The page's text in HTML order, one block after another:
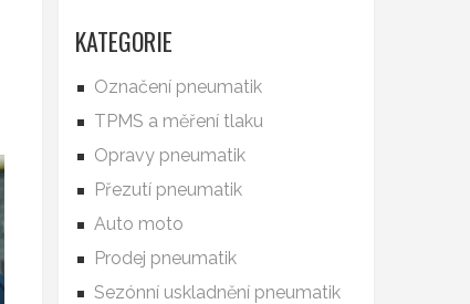
KATEGORIE
Označení pneumatik
TPMS a měření tlaku
Opravy pneumatik
Přezutí pneumatik
Auto moto
Prodej pneumatik
Sezónní uskladnění pneumatik